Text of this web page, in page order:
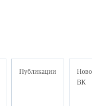
Публикации
ВК